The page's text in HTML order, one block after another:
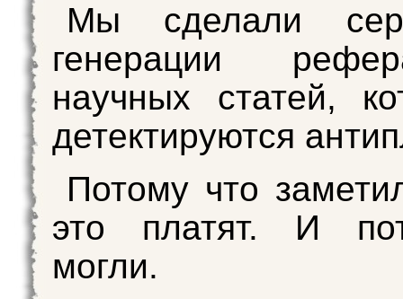
Мы сделали
генерации
научных статей,
детектируются
Потому что
это платят. И
могли.